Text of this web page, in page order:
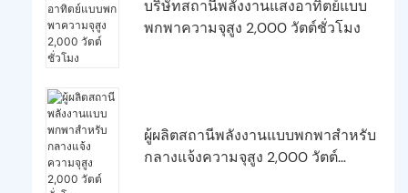
บริษัทสถานีพลังงานแสงอาทิตย์แบบ
พกพาความจุสูง 2,000 วัตต์ชั่วโมง
ผู้ผลิตสถานีพลังงานแบบพกพาสำหรับ
กลางแจ้งความจุสูง 2,000 วัตต์